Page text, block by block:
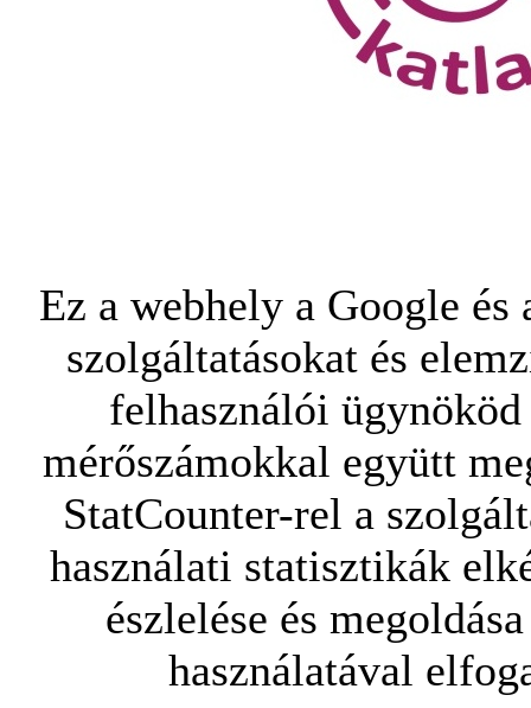
Ez a webhely a Google
szolgáltatásokat és
felhasználói
mérőszámokkal együtt
StatCounter-rel a
használati statisztikák
észlelése és
használatával